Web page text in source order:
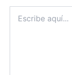
aquí...